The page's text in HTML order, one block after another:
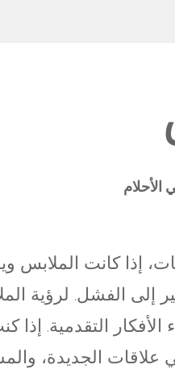
الأحلام
إذا كانت الملابس
إلى الفشل. لرؤية
التقدمية.
علاقات الجديدة،